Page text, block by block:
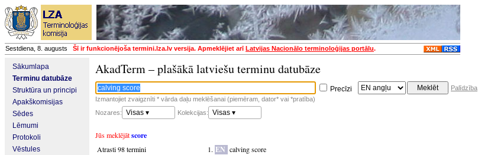
Sestdiena, 8. augusts Šī ir funkcionējoša termini.lza.lv versija. Apmeklējiet arīLatvijas Nacionālo terminoloģijas portālu.
Sākumlapa
Terminu datubāze
Struktūra un principi
Apakškomisijas
Sēdes
Lēmumi
Protokoli
Vēstules
AkadTerm – plašākā latviešu terminu datubāze
Precīzi
Palīdzība
Izmantojiet zvaigznīti * vārda daļu meklēšanai (piemēram, dator* vai *pratība)
Nozares:
Visas ▾ Kolekcijas: Visas ▾
Jūs meklējātscore
Atrasti 98 termini
EN calving score